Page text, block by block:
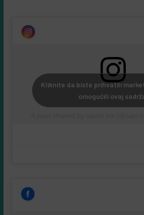
Kliknite da biste prihvatili
omogućili ovaj